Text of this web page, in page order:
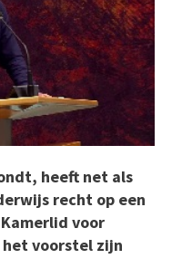
heeft net als
recht op een
voor
het voorstel zijn